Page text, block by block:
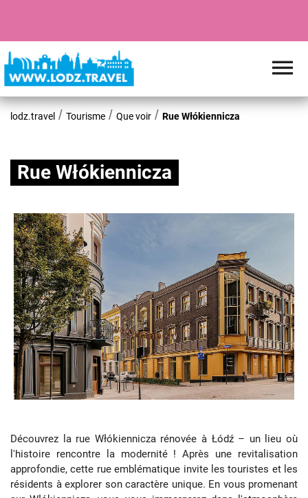
lodz.travel Tourisme Que voir Rue Włókiennicza
Rue Włókiennicza
Découvrez la rue Włókiennicza rénovée à Łódź – un lieu où
l'histoire rencontre la modernité ! Après une revitalisation
approfondie, cette rue emblématique invite les touristes et les
résidents à explorer son caractère unique. En vous promenant